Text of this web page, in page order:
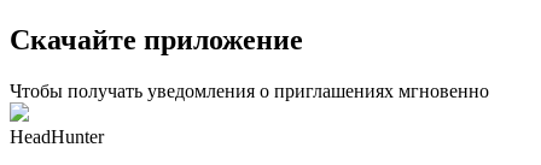
Скачайте приложение
Чтобы получать уведомления о приглашениях мгновенно
HeadHunter